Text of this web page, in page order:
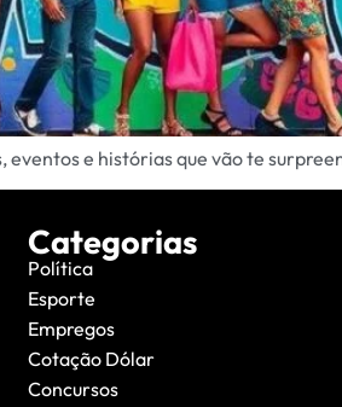
e histórias que vão te
Categorias
Política
Esporte
Empregos
Cotação Dólar
Concursos